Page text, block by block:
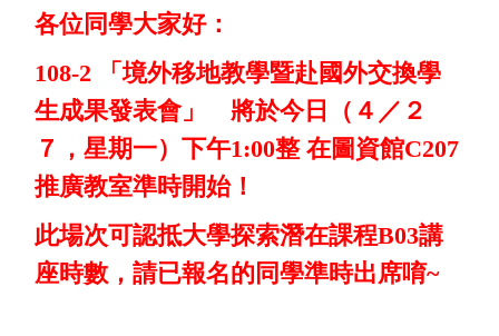
各位同學大家好：
108-2 「境外移地教學暨赴國外交換學
生成果發表會」 將於今日（４／２
７，星期一）下午1:00整 在圖資館C207
推廣教室準時開始！
此場次可認抵大學探索潛在課程B03講
座時數， 請已報名的同學準時出席唷~